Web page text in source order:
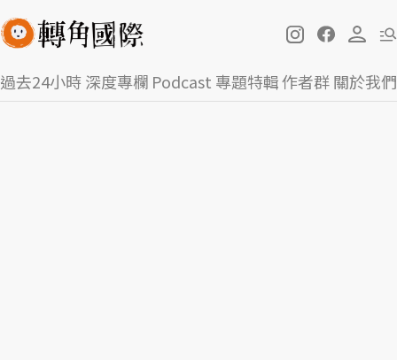
過去24小時深度專欄 Podcast 專題特輯作者群關於我們